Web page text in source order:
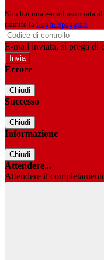
Non hai una e-mail associata
tramite la Login Spaggiari
E-mail inviata, si prega di
Errore
Chiudi
Successo
Chiudi
Informazione
Chiudi
Attendere...
Attendere il